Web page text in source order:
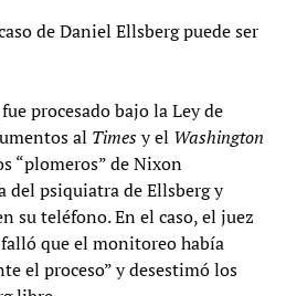
de Daniel Ellsberg puede ser
procesado bajo la Ley de
al Timesy el Washington
“plomeros” de Nixon
psiquiatra de Ellsberg y
su teléfono. En el caso, el juez
que el monitoreo había
el proceso” y desestimó los